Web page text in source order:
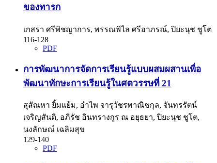
ของทารก
เกสรา ศรีพิชญาการ, พรรณพิไล ศรีอาภรณ์, ปิยะนุช ชูโต
116-128
PDF
การพัฒนาการจัดการเรียนรู้แบบผสมผสานเพื่อ
พัฒนาทักษะการเรียนรู้ในศตวรรษที่ 21
สุสัณหา ยิ้มแย้ม, อำไพ จารุวัชรพาณิชกุล, จันทรรัตน์
เจริญสันติ, อภิรัช อินทรางกูร ณ อยุธยา, ปิยะนุช ชูโต,
นงลักษณ์ เฉลิมสุข
129-140
PDF